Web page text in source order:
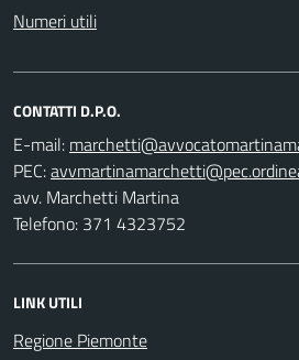
Numeri utili
CONTATTI D.P.O.
E-mail:
PEC:
avv. Marchetti Martina
Telefono: 371 4323752
LINK UTILI
Regione Piemonte